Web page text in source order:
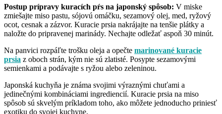
Postup prípravy kuracích pŕs na japonský spôsob: V miske
zmiešajte miso pastu, sójovú omáčku, sezamový olej, med, ryžový
ocot, cesnak a zázvor. Kuracie prsia nakrájajte na tenšie plátky a
naložte do pripravenej marinády. Nechajte odležať aspoň 30 minút.
Na panvici rozpáľte trošku oleja a opečte marinované kuracie
prsia z oboch strán, kým nie sú zlatisté. Posypte sezamovými
semienkami a podávajte s ryžou alebo zeleninou.
Japonská kuchyňa je známa svojimi výraznými chuťami a
jedinečnými kombináciami ingrediencií. Kuracie prsia na miso
spôsob sú skvelým príkladom toho, ako môžete jednoducho priniesť
exotiku do svojej kuchyne.